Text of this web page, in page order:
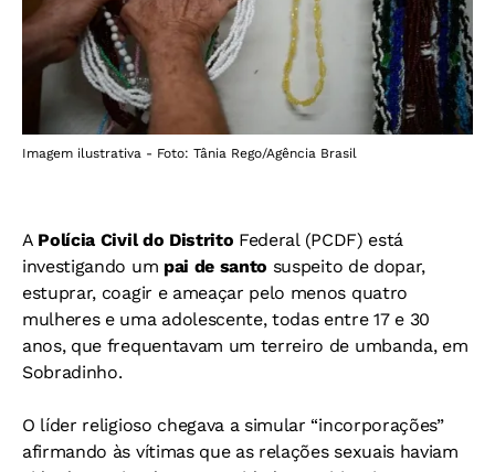
Imagem ilustrativa - Foto: Tânia Rego/Agência Brasil
A Polícia Civil do Distrito Federal (PCDF) está
investigando um pai de santo suspeito de dopar,
estuprar, coagir e ameaçar pelo menos quatro
mulheres e uma adolescente, todas entre 17 e 30
anos, que frequentavam um terreiro de umbanda, em
Sobradinho.
O líder religioso chegava a simular “incorporações”
afirmando às vítimas que as relações sexuais haviam